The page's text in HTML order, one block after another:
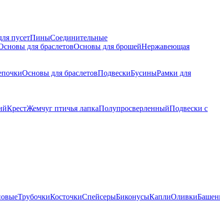
пусетПиныСоединительные
для браслетовОсновы для брошейНержавеющая
Основы для браслетовПодвескиБусиныРамки для
КрестЖемчуг птичья лапкаПолупросверленныйПодвески с
ТрубочкиКосточкиСпейсерыБиконусыКаплиОливки